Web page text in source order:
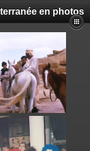
en photos